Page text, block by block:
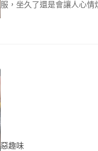
服，坐久了還是會讓人心
惡趣味